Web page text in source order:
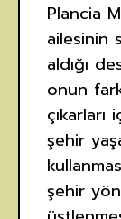
Plancia
ailesinin
aldığı
onun
çıkarları
şehir
şehir